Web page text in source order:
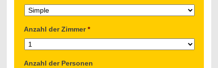
Anzahl der Zimmer *
Anzahl der Personen